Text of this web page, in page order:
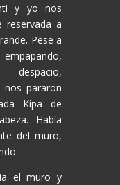
y yo nos
reservada a
Pese a
nos pararon
Kipa de
Había
del muro,
el muro y